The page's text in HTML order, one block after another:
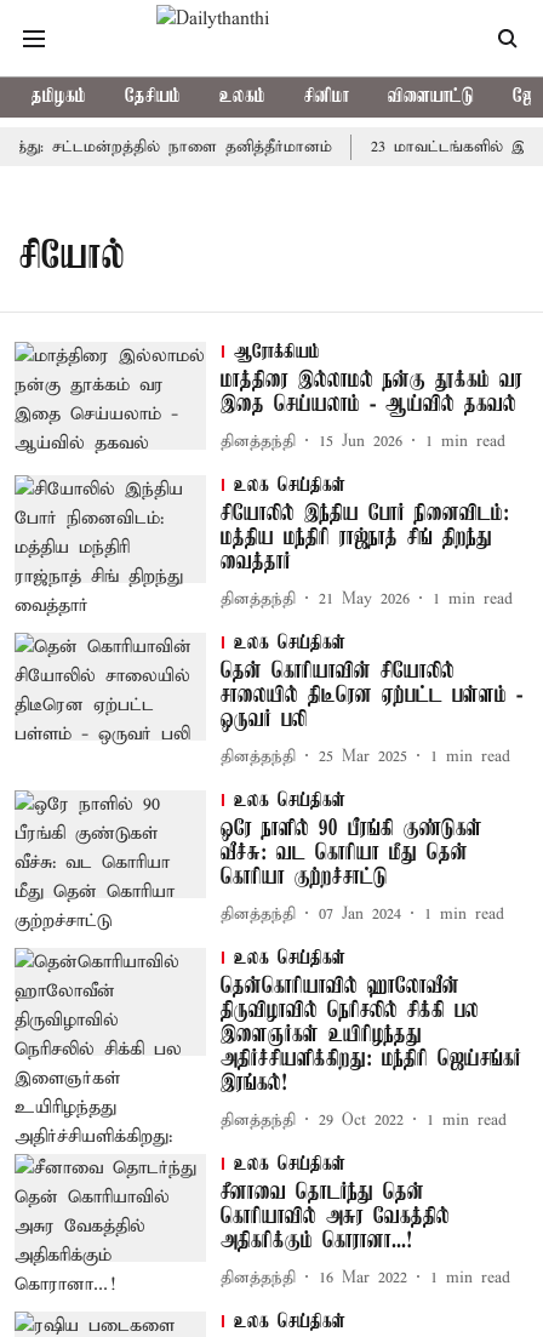
தமிழகம் தேசியம் உலகம் சினிமா விளையாட்டு
சட்டமன்றத்தில் நாளை தனித்தீர்மானம் 23 மாவட்டங்களில்
சியோல்
ஆரோக்கியம்
மாத்திரை இல்லாமல் நன்கு தூக்கம் வர
இதை செய்யலாம் - ஆய்வில் தகவல்
தினத்தந்தி 15 Jun 2026 1 min read
உலக செய்திகள்
சியோலில் இந்திய போர் நினைவிடம்:
மத்திய மந்திரி ராஜ்நாத் சிங் திறந்து
வைத்தார்
தினத்தந்தி 21 May 2026 1 min read
உலக செய்திகள்
தென் கொரியாவின் சியோலில்
சாலையில் திடீரென ஏற்பட்ட பள்ளம் -
ஒருவர் பலி
தினத்தந்தி 25 Mar 2025 1 min read
உலக செய்திகள்
ஒரே நாளில் 90 பீரங்கி குண்டுகள்
வீச்சு: வட கொரியா மீது தென்
கொரியா குற்றச்சாட்டு
தினத்தந்தி 07 Jan 2024 1 min read
உலக செய்திகள்
தென்கொரியாவில் ஹாலோவீன்
திருவிழாவில் நெரிசலில் சிக்கி பல
இளைஞர்கள் உயிரிழந்தது
அதிர்ச்சியளிக்கிறது: மந்திரி ஜெய்சங்கர்
இரங்கல்!
தினத்தந்தி 29 Oct 2022 1 min read
உலக செய்திகள்
சீனாவை தொடர்ந்து தென்
கொரியாவில் அசுர வேகத்தில்
அதிகரிக்கும் கொரானா...!
தினத்தந்தி 16 Mar 2022 1 min read
உலக செய்திகள்